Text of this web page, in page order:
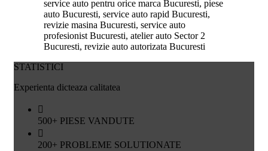
STATISTICI
Experienta dicteaza calitatea
500+ PIESE VANDUTE
200+ PROBLEME SOLUTIONATE